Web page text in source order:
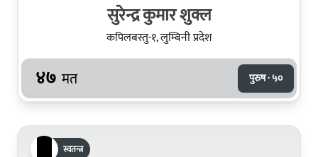
सुरेन्द्र कुमार शुक्ल
कपिलबस्तु-१, लुम्बिनी प्रदेश
४७ मत पुरुष · ५०
स्वतन्त्र